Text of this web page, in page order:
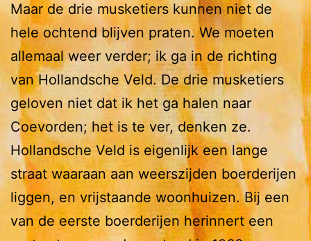
Maar de drie musketiers kunnen niet de
hele ochtend blijven praten. We moeten
allemaal weer verder; ik ga in de richting
van Hollandsche Veld. De drie musketiers
geloven niet dat ik het ga halen naar
Coevorden; het is te ver, denken ze.
Hollandsche Veld is eigenlijk een lange
straat waaraan aan weerszijden boerderijen
liggen, en vrijstaande woonhuizen. Bij een
van de eerste boerderijen herinnert een